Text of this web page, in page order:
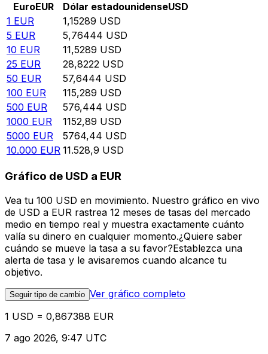
EuroEUR Dólar estadounidenseUSD
1 EUR 1,15289 USD
5 EUR 5,76444 USD
10 EUR 11,5289 USD
25 EUR 28,8222 USD
50 EUR 57,6444 USD
100 EUR 115,289 USD
500 EUR 576,444 USD
1000 EUR 1152,89 USD
5000 EUR 5764,44 USD
10.000 EUR 11.528,9 USD
Gráfico de USD a EUR
Vea tu 100 USD en movimiento. Nuestro gráfico en vivo
de USD a EUR rastrea 12 meses de tasas del mercado
medio en tiempo real y muestra exactamente cuánto
valía su dinero en cualquier momento.¿Quiere saber
cuándo se mueve la tasa a su favor?Establezca una
alerta de tasa y le avisaremos cuando alcance tu
objetivo.
Seguir tipo de cambio Ver gráfico completo
1 USD = 0,867388 EUR
7 ago 2026, 9:47 UTC